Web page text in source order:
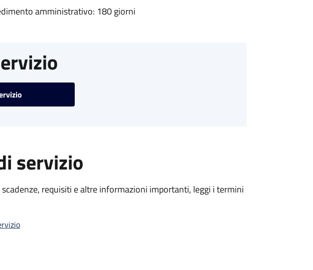
amministrativo: 180 giorni
servizio
requisiti e altre informazioni importanti, leggi i termini